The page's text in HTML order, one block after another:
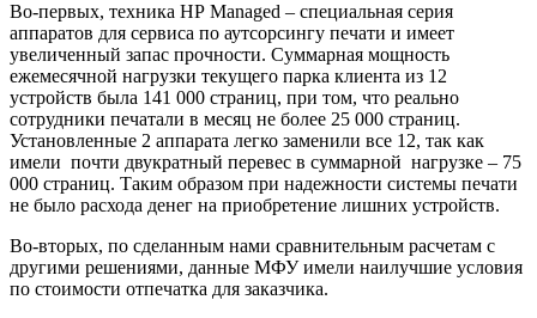
Во-первых, техника НР Managed – специальная серия
аппаратов для сервиса по аутсорсингу печати и имеет
увеличенный запас прочности. Суммарная мощность
ежемесячной нагрузки текущего парка клиента из 12
устройств была 141 000 страниц, при том, что реально
сотрудники печатали в месяц не более 25 000 страниц.
Установленные 2 аппарата легко заменили все 12, так как
имели почти двукратный перевес в суммарной нагрузке – 75
000 страниц. Таким образом при надежности системы печати
не было расхода денег на приобретение лишних устройств.
Во-вторых, по сделанным нами сравнительным расчетам с
другими решениями, данные МФУ имели наилучшие условия
по стоимости отпечатка для заказчика.